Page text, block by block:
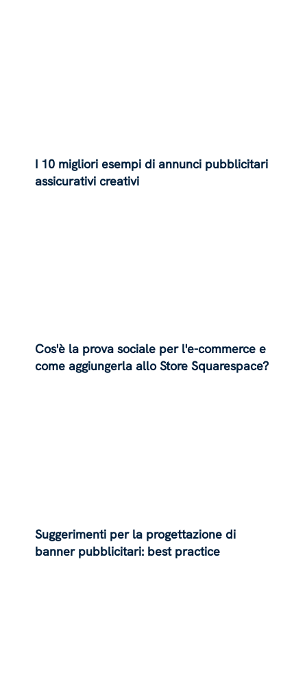
I 10 migliori esempi di annunci pubblicitari
assicurativi creativi
Cos'è la prova sociale per l'e-commerce e
come aggiungerla allo Store Squarespace?
Suggerimenti per la progettazione di
banner pubblicitari: best practice